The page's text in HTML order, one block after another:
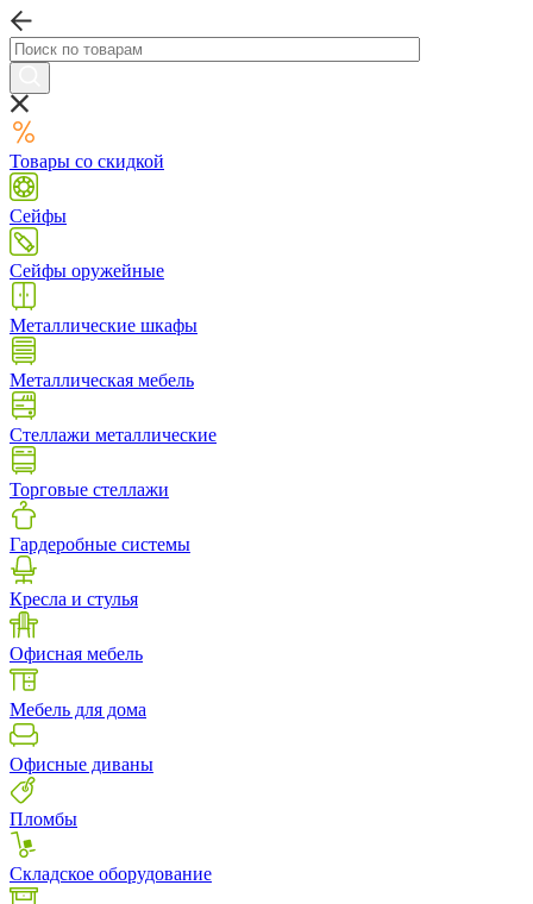
Товары со скидкой
Сейфы
Сейфы оружейные
Металлические шкафы
Металлическая мебель
Стеллажи металлические
Торговые стеллажи
Гардеробные системы
Кресла и стулья
Офисная мебель
Мебель для дома
Офисные диваны
Пломбы
Складское оборудование